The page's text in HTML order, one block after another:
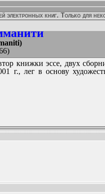
электронных книг. Только для
книжки эссе, двух
г., лег в основу